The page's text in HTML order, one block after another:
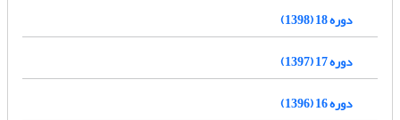
دوره 18 (1398)
دوره 17 (1397)
دوره 16 (1396)